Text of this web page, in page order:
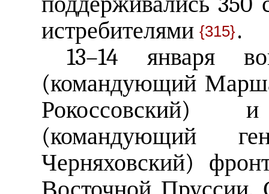
истребителями {315}.
13–14 января
(командующий
Рокоссовский)
(командующий
Черняховский)